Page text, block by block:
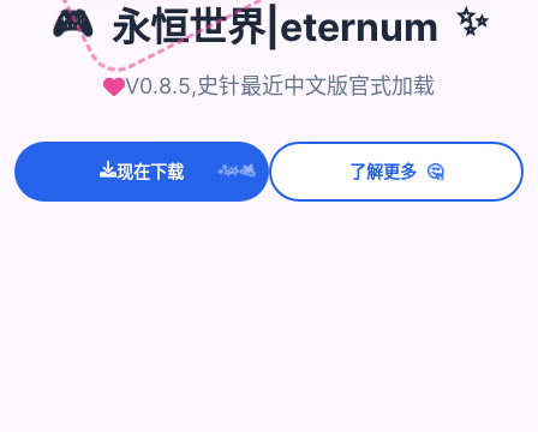
🎮 永恒世界|eternum ✨
V0.8.5,史针最近中文版官式加载
现在下载 ✨
⭐💫 了解更多 🤔